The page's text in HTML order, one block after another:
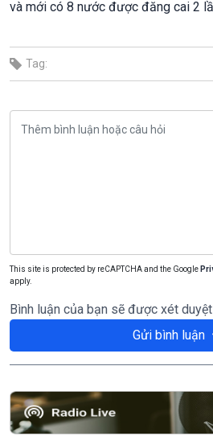
và mới có 8 nước được đăng cai 2
Tag:
This site is protected by reCAPTCHA and the Google
apply.
Bình luận của bạn sẽ được xét
Gửi bình luận